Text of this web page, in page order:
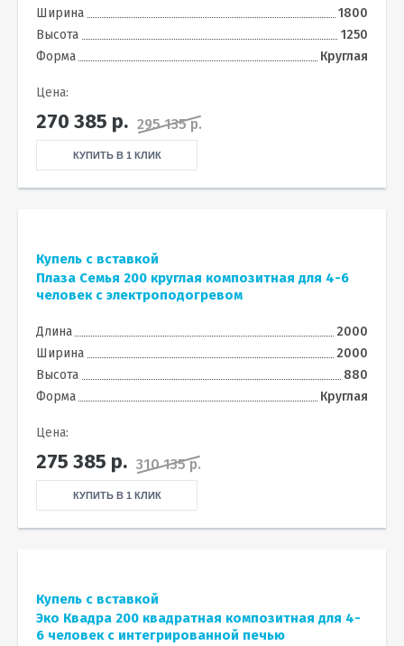
Ширина
1800
Высота
1250
Форма
Круглая
Цена:
270 385 р. 295 135 р.
КУПИТЬ В 1 КЛИК
Купель с вставкой
Плаза Семья 200 круглая композитная для 4-6
человек с электроподогревом
Длина
2000
Ширина
2000
Высота
880
Форма
Круглая
Цена:
275 385 р. 310 135 р.
КУПИТЬ В 1 КЛИК
Купель с вставкой
Эко Квадра 200 квадратная композитная для 4-
6 человек с интегрированной печью